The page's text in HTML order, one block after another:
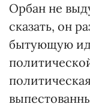
Орбан не
сказать, он
бытующую